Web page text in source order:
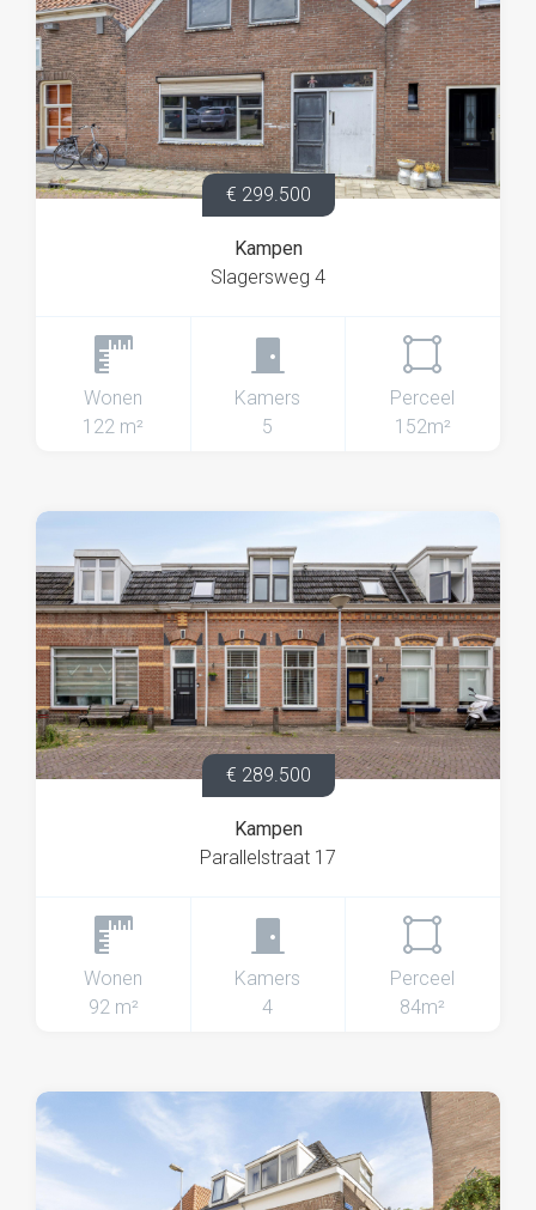
€ 299.500
Kampen
Slagersweg 4
Wonen
122 m²
Kamers
5
Perceel
152m²
€ 289.500
Kampen
Parallelstraat 17
Wonen
92 m²
Kamers
4
Perceel
84m²